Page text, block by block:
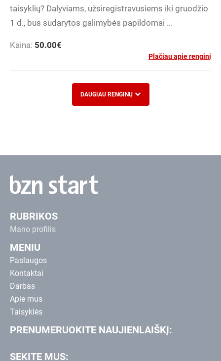
taisyklių? Dalyviams, užsiregistravusiems iki gruodžio
1 d., bus sudarytos galimybės papildomai ...
Kaina: 50.00€
Plačiau apie renginį
DAUGIAU RENGINŲ
RUBRIKOS
Mano profilis
MENIU
Paslaugos
Kontaktai
Darbas
Apie mus
Taisyklės
PRENUMERUOKITE NAUJIENLAIŠKĮ:
SEKITE MUS: